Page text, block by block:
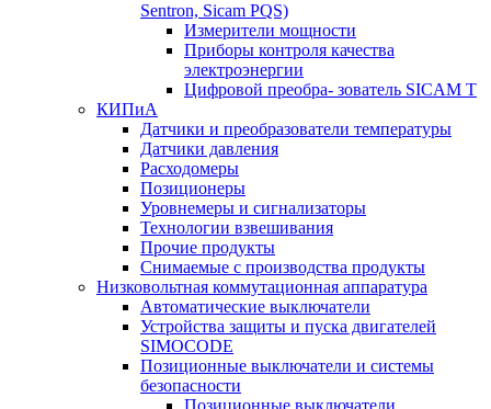
Sentron, Sicam PQS)
Измерители мощности
Приборы контроля качества
электроэнергии
Цифровой преобра- зователь SICAM T
КИПиА
Датчики и преобразователи температуры
Датчики давления
Расходомеры
Позиционеры
Уровнемеры и сигнализаторы
Технологии взвешивания
Прочие продукты
Снимаемые с производства продукты
Низковольтная коммутационная аппаратура
Автоматические выключатели
Устройства защиты и пуска двигателей
SIMOCODE
Позиционные выключатели и системы
безопасности
Позиционные выключатели